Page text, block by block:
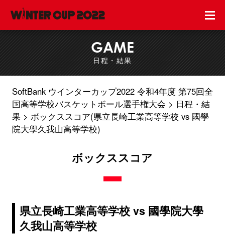
GAME
日程・結果
SoftBank ウインターカップ2022 令和4年度 第75回全
国高等学校バスケットボール選手権大会
日程・結
果
ボックススコア(県立長崎工業高等学校 vs 國學
院大學久我山高等学校)
ボックススコア
県立長崎工業高等学校 vs 國學院大學
久我山高等学校